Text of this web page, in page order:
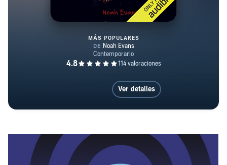
Mr Lyon (Spanish Edition)
MÁS POPULARES
Ver detalles